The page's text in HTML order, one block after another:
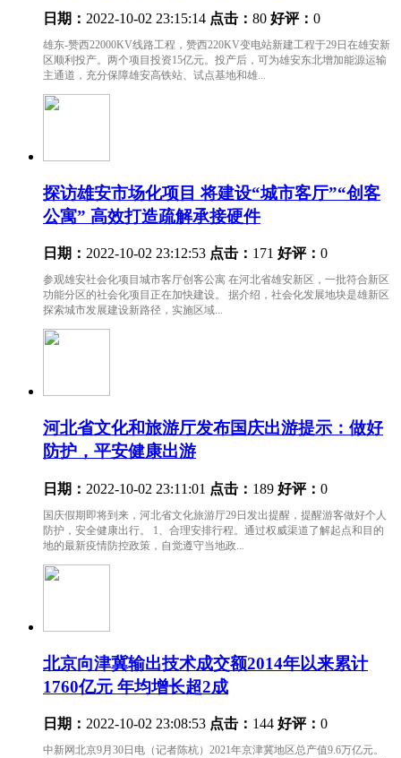
日期： 2022-10-02 23:15:14 点击： 80 好评： 0
雄东-赞西22000KV线路工程，赞西220KV变电站新建工程于29日在雄安新
区顺利投产。两个项目投资15亿元。投产后，可为雄安东北增加能源运输
主通道，充分保障雄安高铁站、试点基地和雄...
探访雄安市场化项目 将建设“城市客厅”“创客
公寓” 高效打造疏解承接硬件
日期： 2022-10-02 23:12:53 点击： 171 好评： 0
参观雄安社会化项目城市客厅创客公寓 在河北省雄安新区，一批符合新区
功能分区的社会化项目正在加快建设。 据介绍，社会化发展地块是雄新区
探索城市发展建设新路径，实施区域...
河北省文化和旅游厅发布国庆出游提示：做好
防护，平安健康出游
日期： 2022-10-02 23:11:01 点击： 189 好评： 0
国庆假期即将到来，河北省文化旅游厅29日发出提醒，提醒游客做好个人
防护，安全健康出行。 1、合理安排行程。通过权威渠道了解起点和目的
地的最新疫情防控政策，自觉遵守当地政...
北京向津冀输出技术成交额2014年以来累计
1760亿元 年均增长超2成
日期： 2022-10-02 23:08:53 点击： 144 好评： 0
中新网北京9月30日电（记者陈杭）2021年京津冀地区总产值9.6万亿元。